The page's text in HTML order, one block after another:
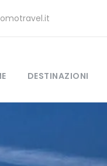
DESTINAZIONI